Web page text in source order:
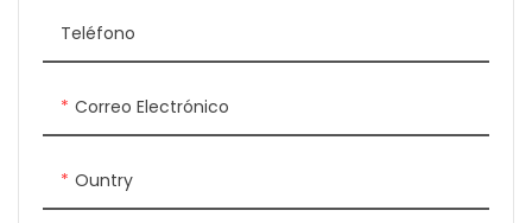
Teléfono
Correo Electrónico
Ountry
grosor de la placa superior
es de 10 mm.